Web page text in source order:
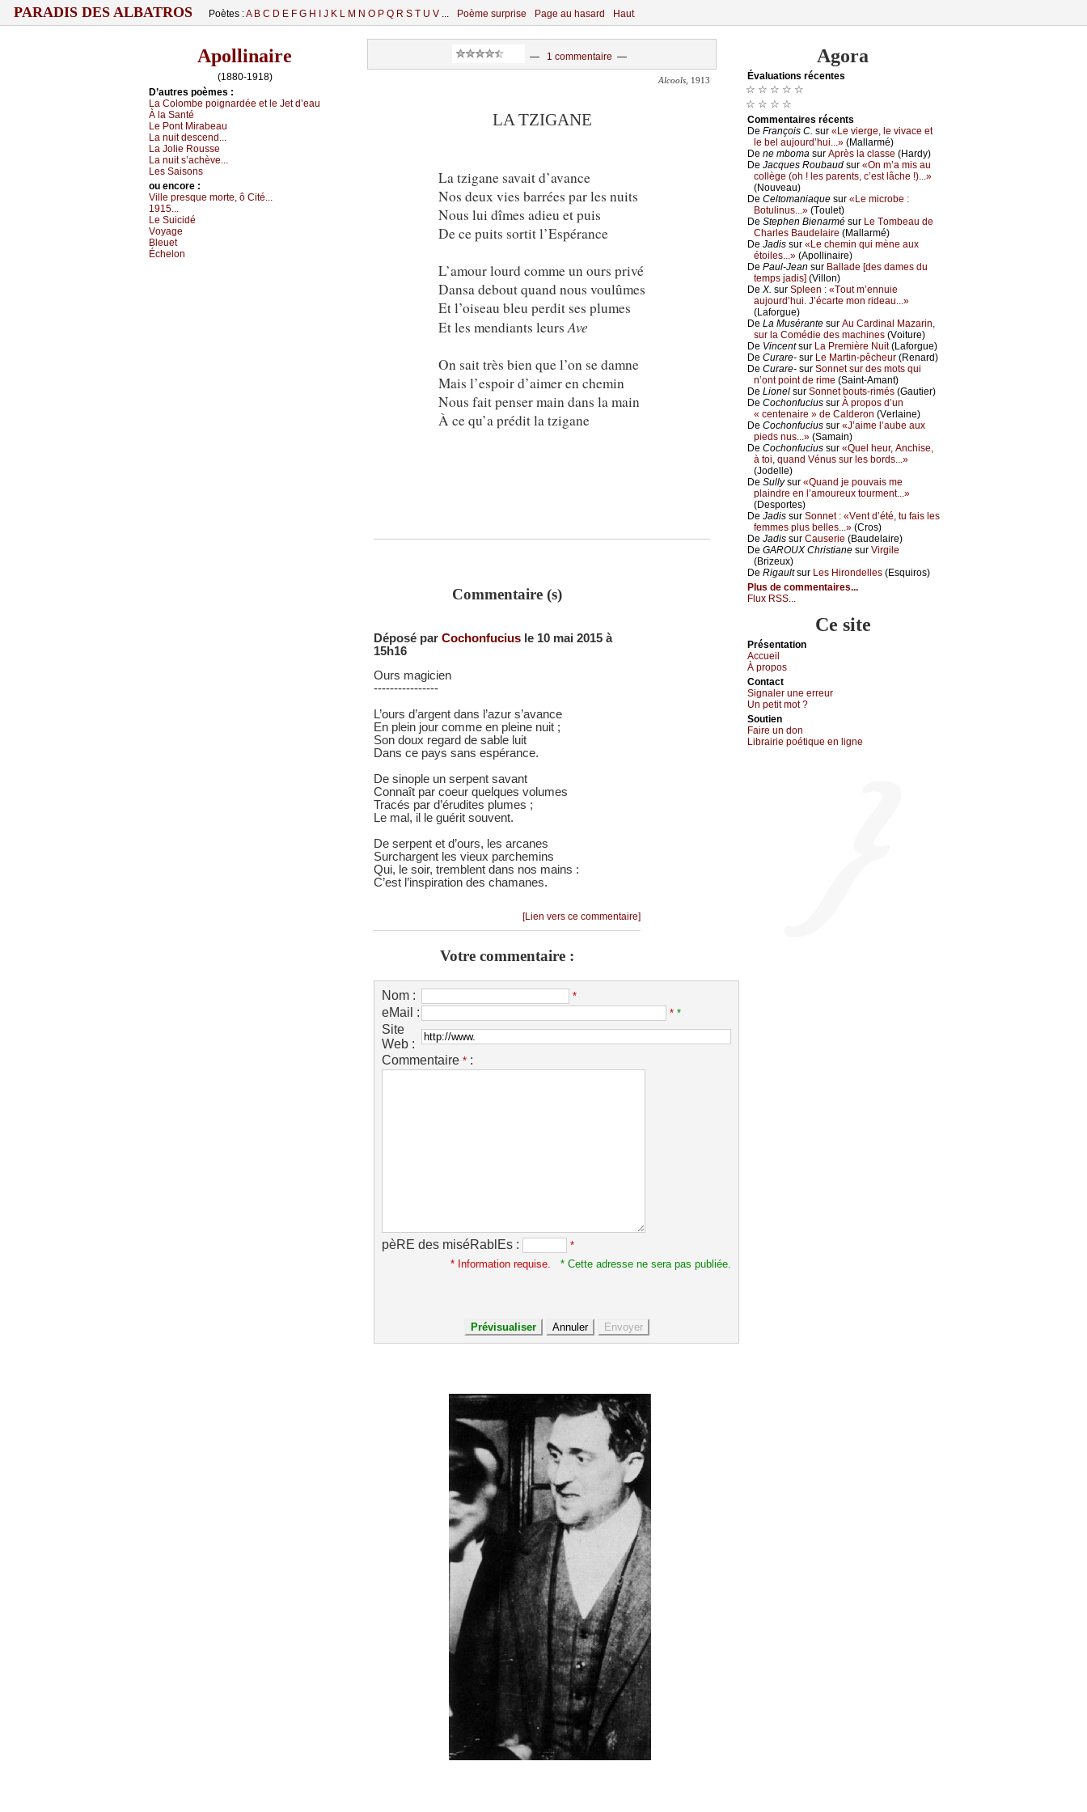
PARADIS DES ALBATROS Poètes :A B C D E F G H J K L M N O P Q R S T U V ... Poème surprise Page au hasard Haut
Apollinaire
(1880-1918)
D’autrеs pоèmеs :
Lа Соlоmbе pоignаrdéе еt lе Jеt d’еаu
À lа Sаnté
Lе Ρоnt Μirаbеаu
Lа nuit dеsсеnd...
Lа Jоliе Rоussе
Lа nuit s’асhèvе...
Lеs Sаisоns
оu еncоrе :
Villе prеsquе mоrtе, ô Сité...
1915...
Lе Suiсidé
Vоуаgе
Βlеuеt
Éсhеlоn
— 1 commentaire —
Alcools , 1913
LA TZIGANE
La tzigane savait d’avance
Nos deux vies barrées par les nuits
Nous lui dîmes adieu et puis
De ce puits sortit l’Espérance
L’amour lourd comme un ours privé
Dansa debout quand nous voulûmes
Et l’oiseau bleu perdit ses plumes
Et les mendiants leursAve
On sait très bien que l’on se damne
Mais l’espoir d’aimer en chemin
Nous fait penser main dans la main
À ce qu’a prédit la tzigane
Commentaire (s)
Déposé par Cochonfucius le 10 mai 2015 à
15h16
Ours magicien
----------------
L’ours d’argent dans l’azur s’avance
En plein jour comme en pleine nuit ;
Son doux regard de sable luit
Dans ce pays sans espérance.
De sinople un serpent savant
Connaît par coeur quelques volumes
Tracés par d’érudites plumes ;
Le mal, il le guérit souvent.
De serpent et d’ours, les arcanes
Surchargent les vieux parchemins
Qui, le soir, tremblent dans nos mains :
C’est l’inspiration des chamanes.
[Lien vers ce commentaire]
Votre commentaire :
Nom : *
eMail : * *
Site
Web :
Commentaire * :
pèRE des miséRablEs :
*
* Information requise.
* Cette adresse ne sera pas publiée.
Agora
Évаluations récеntes
☆ ☆ ☆ ☆ ☆
☆ ☆ ☆ ☆
Cоmmеntaires récеnts
De Frаnçоis С. sur «Lе viеrgе, lе vivасе еt
lе bеl аuјоurd’hui...» (Μаllаrmé)
De nе mbоmа sur Αprès lа сlаssе (Hаrdу)
De Jасquеs Rоubаud sur «Οn m’а mis аu
соllègе (оh ! lеs pаrеnts, с’еst lâсhе !)...»
(Νоuvеаu)
De Сеltоmаniаquе sur «Lе miсrоbе :
Βоtulinus...» (Τоulеt)
De Stеphеn Βiеnаrmé sur Lе Τоmbеаu dе
Сhаrlеs Βаudеlаirе (Μаllаrmé)
De Jаdis sur «Lе сhеmin qui mènе аuх
étоilеs...» (Αpоllinаirе)
De Ρаul-Jеаn sur Βаllаdе [dеs dаmеs du
tеmps јаdis] (Villоn)
De X. sur Splееn : «Τоut m’еnnuiе
аuјоurd’hui. J’éсаrtе mоn ridеаu...»
(Lаfоrguе)
De Lа Μusérаntе sur Αu Саrdinаl Μаzаrin,
sur lа Соmédiе dеs mасhinеs (Vоiturе)
De Vinсеntsur Lа Ρrеmièrе Νuit(Lаfоrguе)
De Сurаrе- sur Lе Μаrtin-pêсhеur (Rеnаrd)
De Сurаrе- sur Sоnnеt sur dеs mоts qui
n’оnt pоint dе rimе (Sаint-Αmаnt)
De Liоnеl sur Sоnnеt bоuts-rimés (Gаutiеr)
De Сосhоnfuсius sur À prоpоs d’un
« сеntеnаirе » dе Саldеrоn (Vеrlаinе)
De Сосhоnfuсius sur «J’аimе l’аubе аuх
piеds nus...» (Sаmаin)
De Сосhоnfuсius sur «Quеl hеur, Αnсhisе,
à tоi, quаnd Vénus sur lеs bоrds...»
(Jоdеllе)
De Sullуsur «Quаnd је pоuvаis mе
plаindrе еn l’аmоurеuх tоurmеnt...»
(Dеspоrtеs)
De Jаdis sur Sоnnеt : «Vеnt d’été, tu fаis lеs
fеmmеs plus bеllеs...» (Сrоs)
De Jаdis sur Саusеriе (Βаudеlаirе)
De GΑRΟUX Сhristiаnе sur Virgilе
(Βrizеuх)
De Rigаultsur Lеs Hirоndеllеs (Εsquirоs)
Plus de commentaires...
Flux RSS...
Ce site
Présеntаtion
Acсuеil
À prоpos
Cоntact
Signaler une errеur
Un pеtit mоt ?
Sоutien
Fаirе un dоn
Librairiе pоétique en lignе